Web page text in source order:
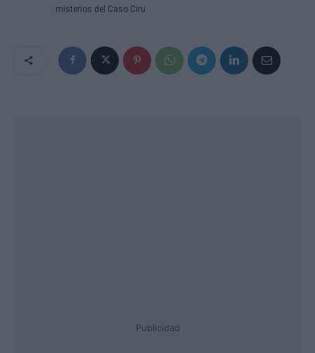
misterios del Caso Ciru
Publicidad